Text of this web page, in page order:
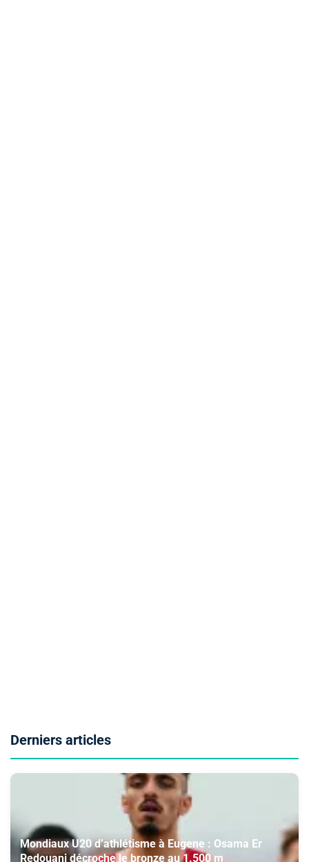
Derniers articles
Mondiaux U20 d’athlétisme à Eugene : Osama Er
Redouani décroche le bronze au 1.500 m